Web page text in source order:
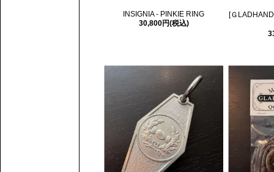
INSIGNIA - PINKIE RING
30,800円(税込)
[Ｇ